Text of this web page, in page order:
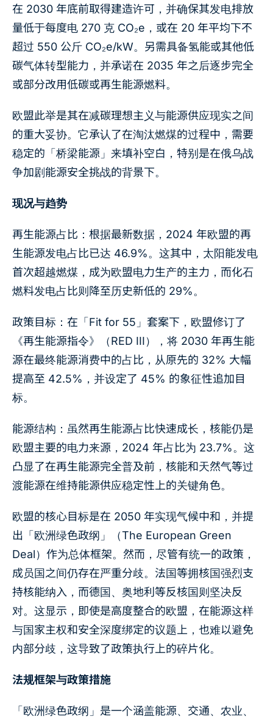
在 2030 年底前取得建造许可，并确保其发电排放
量低于每度电 270 克 CO₂e，或在 20 年平均下不
超过 550 公斤 CO₂e/kW。另需具备氢能或其他低
碳气体转型能力，并承诺在 2035 年之后逐步完全
或部分改用低碳或再生能源燃料。
欧盟此举是其在减碳理想主义与能源供应现实之间
的重大妥协。它承认了在淘汰燃煤的过程中，需要
稳定的「桥梁能源」来填补空白，特别是在俄乌战
争加剧能源安全挑战的背景下。
现况与趋势
再生能源占比：根据最新数据，2024 年欧盟的再
生能源发电占比已达 46.9%。这其中，太阳能发电
首次超越燃煤，成为欧盟电力生产的主力，而化石
燃料发电占比则降至历史新低的 29%。
政策目标：在「Fit for 55」套案下，欧盟修订了
《再生能源指令》（RED III），将 2030 年再生能
源在最终能源消费中的占比，从原先的 32% 大幅
提高至 42.5%，并设定了 45% 的象征性追加目
标。
能源结构：虽然再生能源占比快速成长，核能仍是
欧盟主要的电力来源，2024 年占比为 23.7%。这
凸显了在再生能源完全普及前，核能和天然气等过
渡能源在维持能源供应稳定性上的关键角色。
欧盟的核心目标是在 2050 年实现气候中和，并提
出「欧洲绿色政纲」（The European Green
Deal）作为总体框架。然而，尽管有统一的政策，
成员国之间仍存在严重分歧。法国等拥核国强烈支
持核能纳入，而德国、奥地利等反核国则坚决反
对。这显示，即使是高度整合的欧盟，在能源这样
与国家主权和安全深度绑定的议题上，也难以避免
内部分歧，这导致了政策执行上的碎片化。
法规框架与政策措施
「欧洲绿色政纲」是一个涵盖能源、交通、农业、